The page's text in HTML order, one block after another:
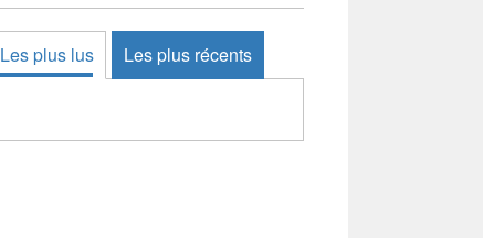
Les plus lus Les plus récents